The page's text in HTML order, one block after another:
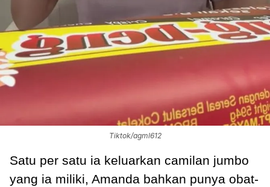
Tiktok/agml612
Satu per satu ia keluarkan camilan jumbo
yang ia miliki, Amanda bahkan punya obat-